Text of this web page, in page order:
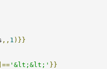
,, 1 )}}
]=='&lt;&lt;' }}